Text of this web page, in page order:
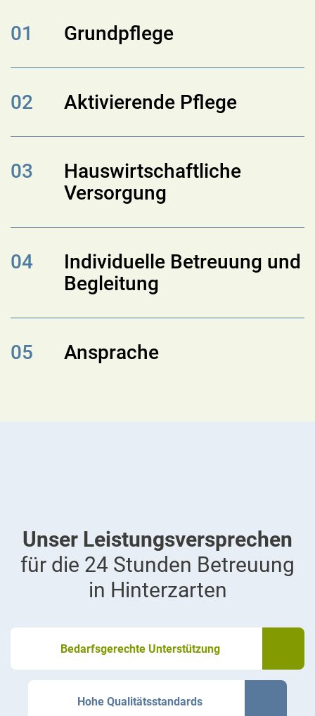
01 Grundpflege
02 Aktivierende Pflege
03
Hauswirtschaftliche
Versorgung
04
Individuelle Betreuung und
Begleitung
05 Ansprache
Unser Leistungsversprechen
für die 24 Stunden Betreuung
in Hinterzarten
Bedarfsgerechte Unterstützung
Hohe Qualitätsstandards